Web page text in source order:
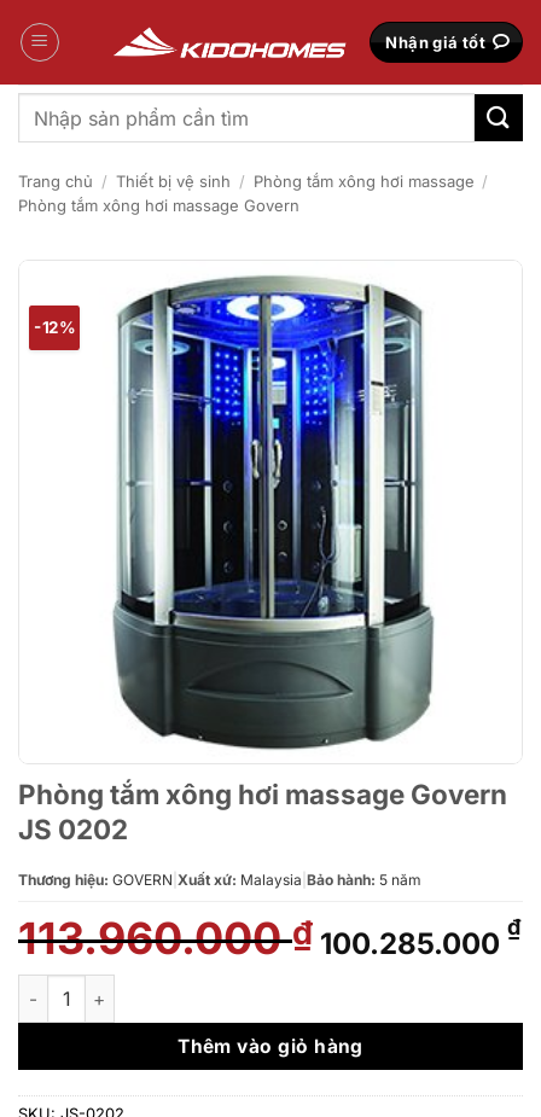
qua
Nhận giá tốt
Tìm
kiếm:
Trang chủ / Thiết bị vệ sinh / Phòng tắm xông hơi massage /
Phòng tắm xông hơi massage Govern
-12%
Phòng tắm xông hơi massage Govern
JS 0202
Thương hiệu: GOVERN Xuất xứ: Malaysia Bảo hành: 5 năm
113.960.000₫ Giá
gốc
113.960.000 ₫.
100.285.000 ₫
Phòng tắm xông hơi massage Govern JS 0202 số lượng
Thêm vào giỏ hàng